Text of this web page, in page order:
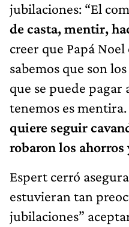
jubilaciones: “El
de casta, mentir,
creer que Papá
sabemos que son
que se puede pagar
tenemos es mentira.
quiere seguir
robaron los
Espert cerró
estuvieran tan
jubilaciones”